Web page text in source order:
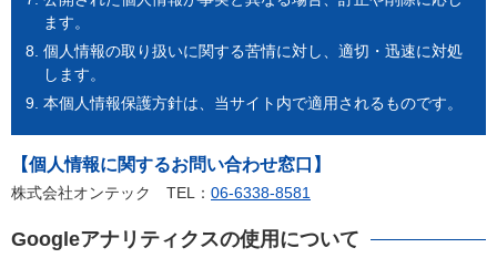
ます。
個人情報の取り扱いに関する苦情に対し、適切・迅速に対処
します。
本個人情報保護方針は、当サイト内で適用されるものです。
【個人情報に関するお問い合わせ窓口】
株式会社オンテック TEL： 06-6338-8581
Googleアナリティクスの使用について